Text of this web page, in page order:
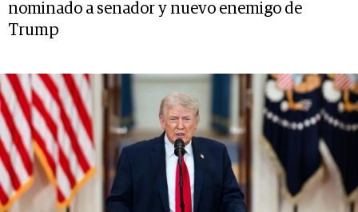
nominado a senador y nuevo enemigo de
Trump